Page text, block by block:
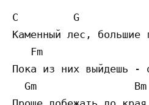
C         G
Каменный лес, большие
   Fm
Пока из них выйдешь -
  Gm                Bm